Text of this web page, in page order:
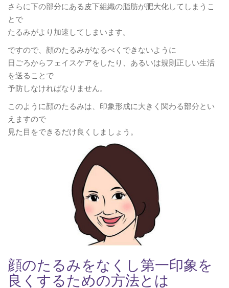
さらに下の部分にある皮下組織の脂肪が肥大化してしまうこ
とで
たるみがより加速してしまいます。
ですので、顔のたるみがなるべくできないように
日ごろからフェイスケアをしたり、あるいは規則正しい生活
を送ることで
予防しなければなりません。
このように顔のたるみは、印象形成に大きく関わる部分とい
えますので
見た目をできるだけ良くしましょう。
顔のたるみをなくし第一印象を
良くするための方法とは